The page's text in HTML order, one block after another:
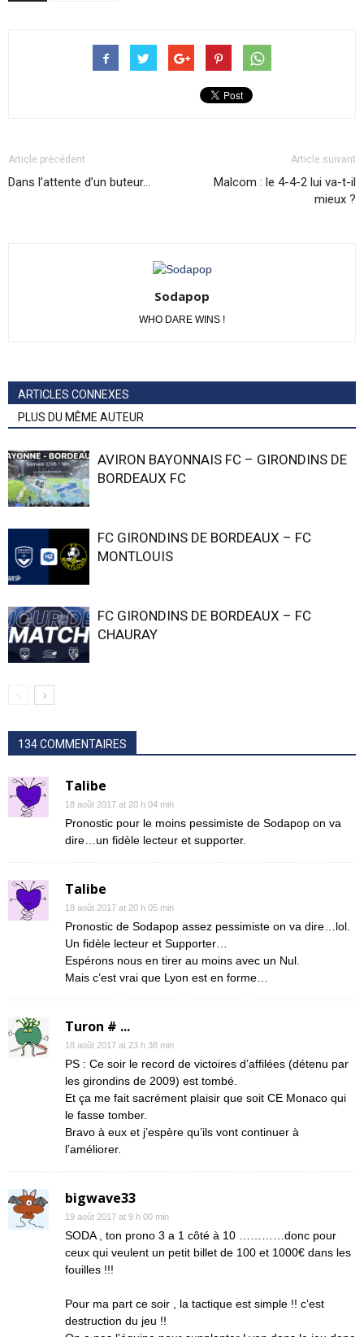
Article précédent
Dans l’attente d’un buteur…
Article suivant
Malcom : le 4-4-2 lui va-t-il
mieux ?
Sodapop
WHO DARE WINS !
ARTICLES CONNEXES
PLUS DU MÊME AUTEUR
AVIRON BAYONNAIS FC – GIRONDINS DE
BORDEAUX FC
FC GIRONDINS DE BORDEAUX – FC
MONTLOUIS
FC GIRONDINS DE BORDEAUX – FC
CHAURAY
134 COMMENTAIRES
Talibe
18 août 2017 at 20 h 04 min
Pronostic pour le moins pessimiste de Sodapop on va
dire…un fidèle lecteur et supporter.
Talibe
18 août 2017 at 20 h 05 min
Pronostic de Sodapop assez pessimiste on va dire…lol.
Un fidèle lecteur et Supporter…
Espérons nous en tirer au moins avec un Nul.
Mais c’est vrai que Lyon est en forme…
Turon # ...
18 août 2017 at 23 h 38 min
PS : Ce soir le record de victoires d’affilées (détenu par
les girondins de 2009) est tombé.
Et ça me fait sacrément plaisir que soit CE Monaco qui
le fasse tomber.
Bravo à eux et j’espère qu’ils vont continuer à
l’améliorer.
bigwave33
19 août 2017 at 9 h 00 min
SODA , ton prono 3 a 1 côté à 10 …………donc pour
ceux qui veulent un petit billet de 100 et 1000€ dans les
fouilles !!!
Pour ma part ce soir , la tactique est simple !! c’est
destruction du jeu !!